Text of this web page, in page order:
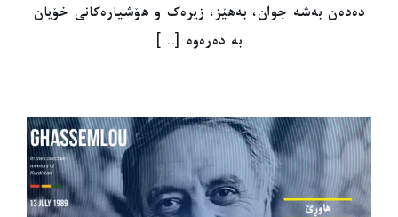
دەدەن بەشە جوان، بەهێز، زیرەک و هۆشیارەکانی خۆیان
بە دەرەوە [...]